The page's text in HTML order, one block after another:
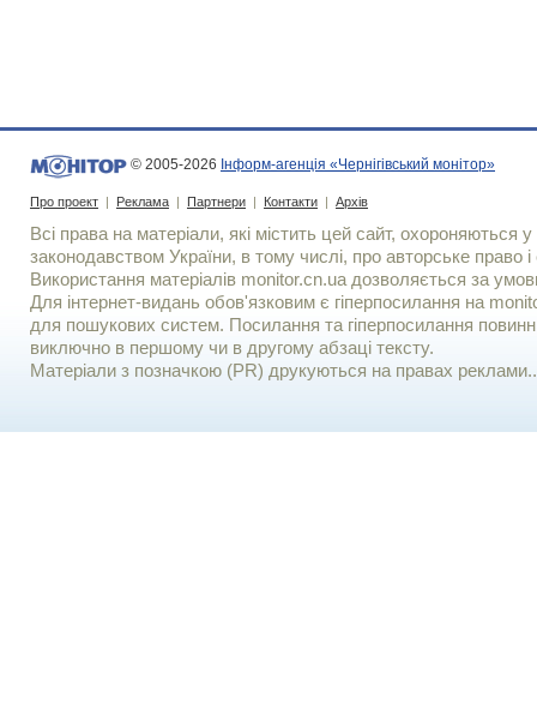
© 2005-2026 Інформ-агенція «Чернігівський монітор»
Про проект | Реклама | Партнери | Контакти | Архів
Всі права на матеріали, які містить цей сайт, охороняються у
законодавством України, в тому числі, про авторське право і
Використання матерiалiв monitor.cn.ua дозволяється за
Для iнтернет-видань обов'язковим є гiперпосилання на
для пошукових систем. Посилання та гіперпосилання
виключно в першому чи в другому абзаці тексту.
Матеріали з позначкою (PR) друкуються на правах реклами..